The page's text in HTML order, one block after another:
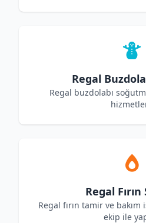
Regal
Regal buzdolabı
Regal
Regal fırın tamir ve
ekip ile